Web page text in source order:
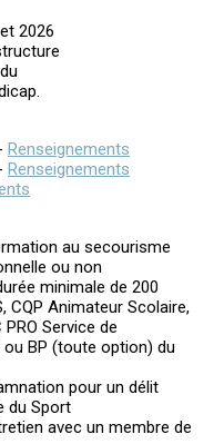
2026
Renseignements
Renseignements
au secourisme
ou non
minimale de 200
CQP Animateur Scolaire,
PRO Service de
ou BP (toute option) du
pour un délit
du Sport
avec un membre de